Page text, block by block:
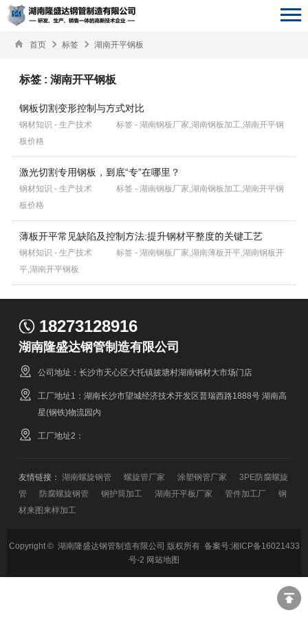
首页 标签 湖南开平钢板
标签 : 湖南开平钢板
钢板切割变形控制与方式对比
钢材知识 - 生产技术
标签 - 湖南钢板厂家,湖南钢板加工,湖南开平钢
板价格
激光切割专用钢板，到底“专”在哪里？
钢材知识 - 生产技术
标签 - 湖南钢板厂家,湖南钢板加工,湖南开平钢
板价格
薄板开平常见缺陷及控制方法:提升钢材平整度的关键工艺
钢材知识 - 生产技术
标签 - 湖南钢板厂家,湖南薄板开平,湖南钢板开
平,湖南开平钢板
18273128916
湖南隆盛达钢管制造有限公司
公司地址：长沙市天心区大托镇披塘村湖南钢材大市场门店
工厂地址1：湖南长沙市望城经济技术开发区普瑞西路1888号 湖南高
星(钢铁)物流园内
工厂地址2：
友情链接：湖南螺旋钢管 螺旋管厂家 涂塑钢管厂家
3PE防腐螺旋
管
防腐螺旋钢管 钢护筒加工 湖南开平板厂家 管件加工厂
钢
材来图来样加工
Copyright © 湖南隆盛达钢管制造有限公司 版权所有 备案号:湘ICP备16021433
号-2 网站地图